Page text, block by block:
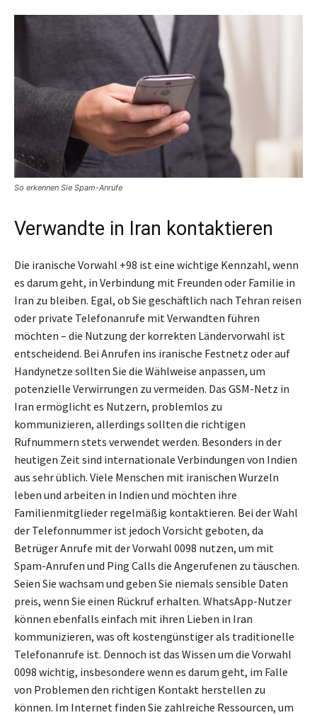
So erkennen Sie Spam-Anrufe
Verwandte in Iran kontaktieren
Die iranische Vorwahl +98 ist eine wichtige Kennzahl, wenn
es darum geht, in Verbindung mit Freunden oder Familie in
Iran zu bleiben. Egal, ob Sie geschäftlich nach Tehran reisen
oder private Telefonanrufe mit Verwandten führen
möchten – die Nutzung der korrekten Ländervorwahl ist
entscheidend. Bei Anrufen ins iranische Festnetz oder auf
Handynetze sollten Sie die Wählweise anpassen, um
potenzielle Verwirrungen zu vermeiden. Das GSM-Netz in
Iran ermöglicht es Nutzern, problemlos zu
kommunizieren, allerdings sollten die richtigen
Rufnummern stets verwendet werden. Besonders in der
heutigen Zeit sind internationale Verbindungen von Indien
aus sehr üblich. Viele Menschen mit iranischen Wurzeln
leben und arbeiten in Indien und möchten ihre
Familienmitglieder regelmäßig kontaktieren. Bei der Wahl
der Telefonnummer ist jedoch Vorsicht geboten, da
Betrüger Anrufe mit der Vorwahl 0098 nutzen, um mit
Spam-Anrufen und Ping Calls die Angerufenen zu täuschen.
Seien Sie wachsam und geben Sie niemals sensible Daten
preis, wenn Sie einen Rückruf erhalten. WhatsApp-Nutzer
können ebenfalls einfach mit ihren Lieben in Iran
kommunizieren, was oft kostengünstiger als traditionelle
Telefonanrufe ist. Dennoch ist das Wissen um die Vorwahl
0098 wichtig, insbesondere wenn es darum geht, im Falle
von Problemen den richtigen Kontakt herstellen zu
können. Im Internet finden Sie zahlreiche Ressourcen, um